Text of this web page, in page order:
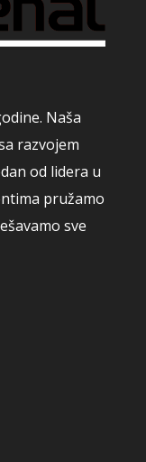
Naša
razvojem
od lidera u
pružamo
sve